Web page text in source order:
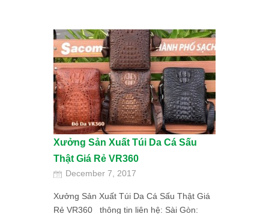
Xưởng Sản Xuất Túi Da Cá Sấu
Thật Giá Rẻ VR360
December 7, 2017
Xưởng Sản Xuất Túi Da Cá Sấu Thật Giá
Rẻ VR360 thông tin liên hệ: Sài Gòn: